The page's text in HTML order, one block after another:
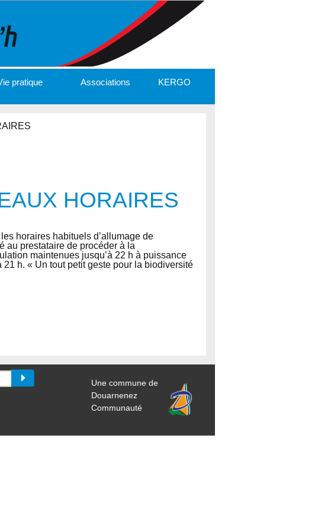
pratique Associations KERGO
HORAIRES
horaires habituels d’allumage de
au prestataire de procéder à la
maintenues jusqu’à 22 h à puissance
h. « Un tout petit geste pour la biodiversité
Une commune de
Douarnenez
Communauté